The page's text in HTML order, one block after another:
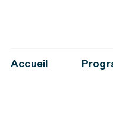
Accueil